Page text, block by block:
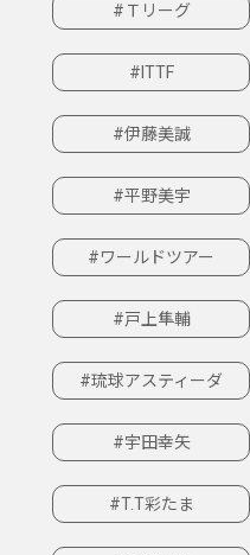
#Ｔリーグ
#ITTF
#伊藤美誠
#平野美宇
#ワールドツアー
#戸上隼輔
#琉球アスティーダ
#宇田幸矢
#T.T彩たま